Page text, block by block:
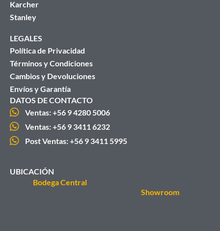
Karcher
Stanley
LEGALES
Política de Privacidad
Términos y Condiciones
Cambios y Devoluciones
Envíos y Garantía
DATOS DE CONTACTO
Ventas: +56 9 4280 5006
Ventas: +56 9 3411 6232
Post Ventas: +56 9 3411 5995
UBICACIÓN
Bodega Central
Showroom